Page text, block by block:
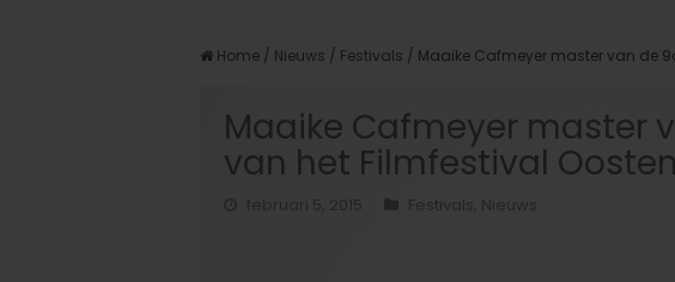
Home / Nieuws / Festivals / Maaike Cafmeyer master van de
Maaike Cafmeyer master
van het Filmfestival
Festivals Nieuws